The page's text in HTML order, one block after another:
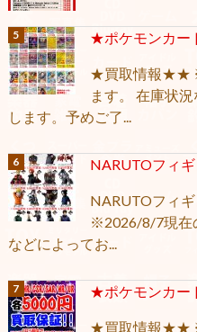
★ポケモンカー
★買取情報★★
ます。 在庫状
します。予めご了...
NARUTOフィ
NARUTOフィ
※2026/8/7現在
などによってお...
★ポケモンカー
★買取情報★★